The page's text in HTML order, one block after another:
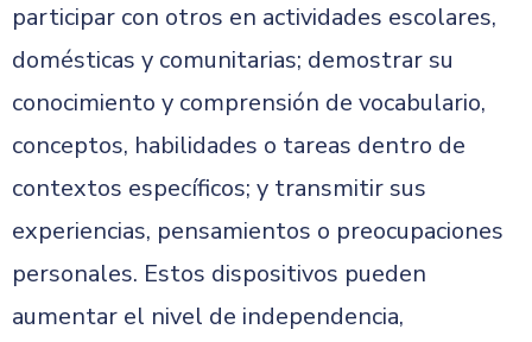
participar con otros en actividades escolares,
domésticas y comunitarias; demostrar su
conocimiento y comprensión de vocabulario,
conceptos, habilidades o tareas dentro de
contextos específicos; y transmitir sus
experiencias, pensamientos o preocupaciones
personales. Estos dispositivos pueden
aumentar el nivel de independencia,